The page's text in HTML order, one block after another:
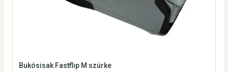
Bukósisak Fastflip M szürke